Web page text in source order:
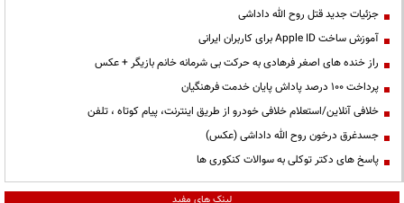
جزئیات جدید قتل روح الله داداشی
آموزش ساخت Apple ID برای کاربران ایرانی
راز خنده های اصغر فرهادی به حرکت بی شرمانه خانم بازیگر + عکس
پرداخت ۱۰۰ درصد پاداش پایان خدمت فرهنگیان
خلافی آنلاین/استعلام خلافی خودرو از طریق اینترنت، پیام کوتاه ، تلفن
جسدغرق درخون روح الله داداشی (عکس)
پاسخ های دکتر توکلی به سوالات کنکوری ها
لینک های مفید